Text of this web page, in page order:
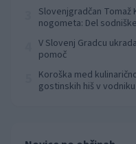
Slovenjgradčan Tomaž
nogometa: Del
V Slovenj Gradcu
pomoč
Koroška med
gostinskih hiš v